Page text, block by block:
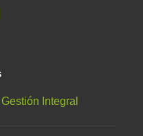
Integral